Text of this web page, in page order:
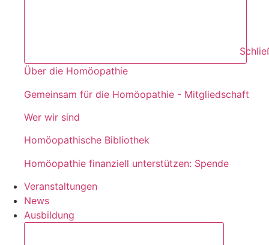
Über die Homöopathie
Gemeinsam für die Homöopathie - Mitgliedschaft
Wer wir sind
Homöopathische Bibliothek
Homöopathie finanziell unterstützen: Spende
Veranstaltungen
News
Ausbildung